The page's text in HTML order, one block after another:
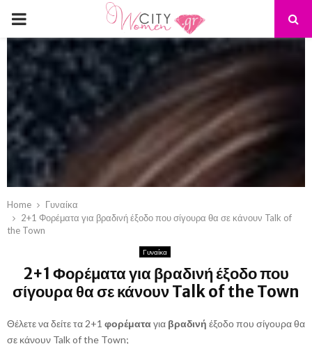
PRIMARY
MENU
Home
Γυναίκα
2+1 Φορέματα για βραδινή έξοδο που σίγουρα θα σε κάνουν Talk of
the Town
Γυναίκα
2+1 Φορέματα για βραδινή έξοδο που
σίγουρα θα σε κάνουν Talk of the Town
Θέλετε να δείτε τα 2+1 φορέματαγια βραδινή έξοδο που σίγουρα θα
σε κάνουν Talk of the Town;